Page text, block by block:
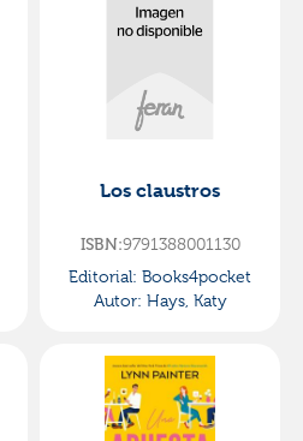
Los claustros
ISBN:9791388001130
Editorial: Books4pocket
Autor: Hays, Katy